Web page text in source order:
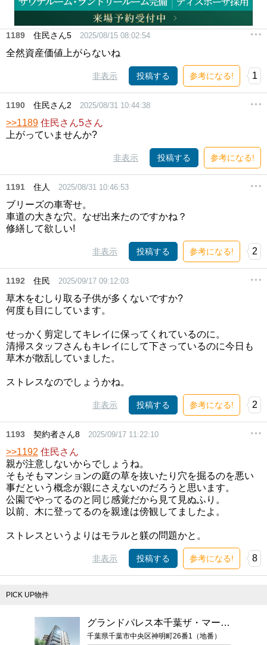
1189 住民さん5 2025/08/15 08:02:54
全然資産価値上がらないね
非表示 投稿する 参考になる! 1
1190 住民さん2 2025/08/31 10:44:38
>>1189 住民さん5さん
上がっていませんか?
非表示 投稿する 参考になる!
1191 住人 2025/08/31 10:46:53
ブリーズの車寄せ。
車道の大きな穴。なぜ出来たのですかね？
修繕して欲しい!
非表示 投稿する 参考になる! 2
1192 住民 2025/09/17 09:12:03
草木をむしり取る子供が多くないですか?
何度も目にしています。
せっかく剪定してキレイに保ってくれているのに。
清掃スタッフさんもキレイにして下さっているのに今日も
草木が散乱していました。
ストレスなのでしょうかね。
非表示 投稿する 参考になる! 2
1193 契約者さん8 2025/09/17 11:22:10
>>1192 住民さん
親が注意しないからでしょうね。
そもそもマンションの庭の草を抜いたり穴を掘るのを悪い
事だという概念が親にさえないのだろうと思います。
公園でやってるのと同じ感覚だから見て見ぬふり。
以前、木に登ってるのを親達は傍観してましたよ。
ストレスというよりはモラルと躾の問題かと。
非表示 投稿する 参考になる! 8
PICK UP物件
グランドパレス本千葉ザ・マークス
千葉県千葉市中央区神明町26番1（地番）